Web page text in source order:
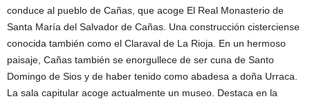
conduce al pueblo de Cañas, que acoge El Real Monasterio de
Santa María del Salvador de Cañas. Una construcción cisterciense
conocida también como el Claraval de La Rioja. En un hermoso
paisaje, Cañas también se enorgullece de ser cuna de Santo
Domingo de Sios y de haber tenido como abadesa a doña Urraca.
La sala capitular acoge actualmente un museo. Destaca en la